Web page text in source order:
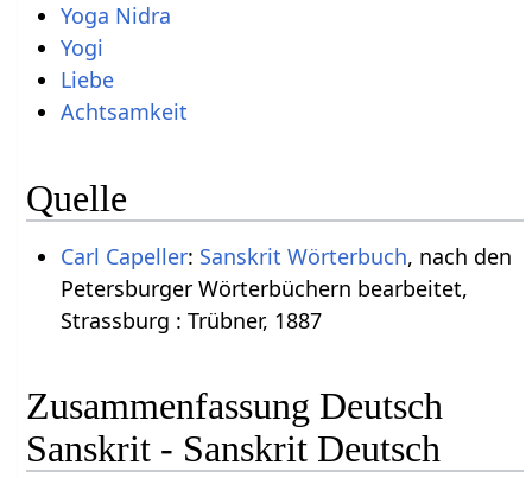
Yoga Nidra
Yogi
Liebe
Achtsamkeit
Quelle
Carl Capeller: Sanskrit Wörterbuch, nach den
Petersburger Wörterbüchern bearbeitet,
Strassburg : Trübner, 1887
Zusammenfassung Deutsch
Sanskrit - Sanskrit Deutsch